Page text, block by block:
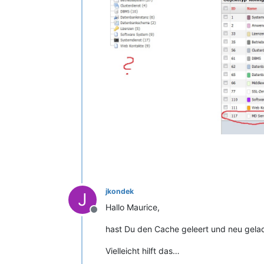
J
Offline
jkondek
Hallo Maurice,
hast Du den Cache geleert und neu
Vielleicht hilft das…